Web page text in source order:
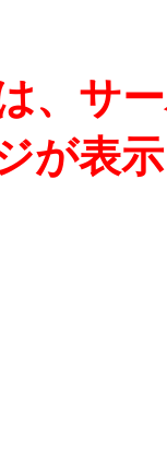
、サ
が表